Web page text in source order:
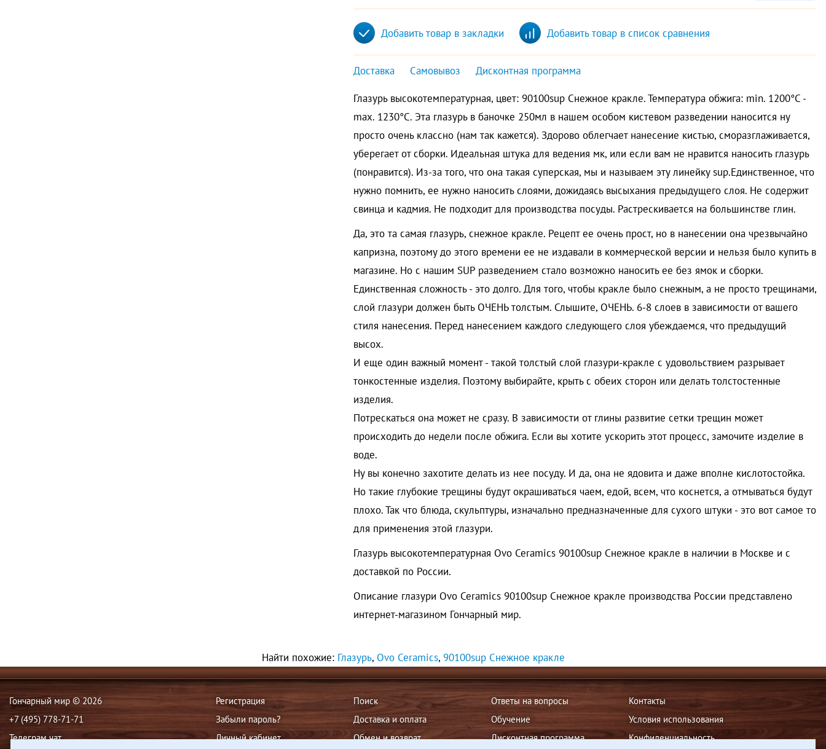
Добавить товар в закладки Добавить товар в список сравнения
Доставка Самовывоз Дисконтная программа
Глазурь высокотемпературная, цвет: 90100sup Снежное кракле. Температура обжига: min. 1200°C -
max. 1230°C. Эта глазурь в баночке 250мл в нашем особом кистевом разведении наносится ну
просто очень классно (нам так кажется). Здорово облегчает нанесение кистью, сморазглаживается,
уберегает от сборки. Идеальная штука для ведения мк, или если вам не нравится наносить глазурь
(понравится). Из-за того, что она такая суперская, мы и называем эту линейку sup.Единственное, что
нужно помнить, ее нужно наносить слоями, дожидаясь высыхания предыдущего слоя. Не содержит
свинца и кадмия. Не подходит для производства посуды. Растрескивается на большинстве глин.
Да, это та самая глазурь, снежное кракле. Рецепт ее очень прост, но в нанесении она чрезвычайно
капризна, поэтому до этого времени ее не издавали в коммерческой версии и нельзя было купить в
магазине. Но с нашим SUP разведением стало возможно наносить ее без ямок и сборки.
Единственная сложность - это долго. Для того, чтобы кракле было снежным, а не просто трещинами,
слой глазури должен быть ОЧЕНЬ толстым. Слышите, ОЧЕНЬ. 6-8 слоев в зависимости от вашего
стиля нанесения. Перед нанесением каждого следующего слоя убеждаемся, что предыдущий
высох.
И еще один важный момент - такой толстый слой глазури-кракле с удовольствием разрывает
тонкостенные изделия. Поэтому выбирайте, крыть с обеих сторон или делать толстостенные
изделия.
Потрескаться она может не сразу. В зависимости от глины развитие сетки трещин может
происходить до недели после обжига. Если вы хотите ускорить этот процесс, замочите изделие в
воде.
Ну вы конечно захотите делать из нее посуду. И да, она не ядовита и даже вполне кислотостойка.
Но такие глубокие трещины будут окрашиваться чаем, едой, всем, что коснется, а отмываться будут
плохо. Так что блюда, скульптуры, изначально предназначенные для сухого штуки - это вот самое то
для применения этой глазури.
Глазурь высокотемпературная Ovo Ceramics 90100sup Снежное кракле в наличии в Москве и с
доставкой по России.
Описание глазури Ovo Ceramics 90100sup Снежное кракле производства России представлено
интернет-магазином Гончарный мир.
Найти похожие: Глазурь, Ovo Ceramics, 90100sup Снежное кракле
Гончарный мир © 2026
+7 (495) 778-71-71
Телеграм чат
Регистрация
Забыли пароль?
Личный кабинет
Поиск
Доставка и оплата
Обмен и возврат
Ответы на вопросы
Обучение
Дисконтная программа
Контакты
Условия использования
Конфиденциальность